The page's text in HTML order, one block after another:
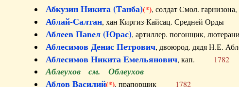
Абкузин Никита (Танба)(*), солдат Смол.
Аблай-Салтан, хан Киргиз-Кайсац. Средней Орды
Аблеев Павел (Юрас), артиллер. погонщик,
Аблесимов Денис Петрович, двоюрод. дядя Н.Е.
Аблесимов Никита Емельянович, кап. 1782
Аблеухов см. Облеухов
Аблов Василий(*), прапорщик 1782